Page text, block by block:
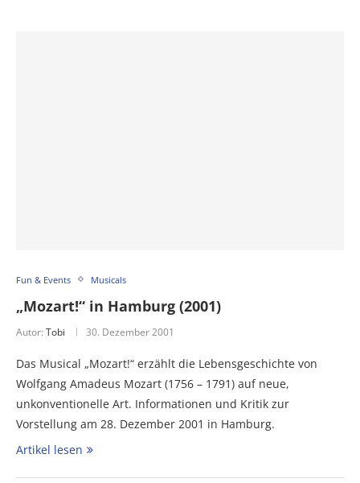
Fun & Events Musicals
„Mozart!“ in Hamburg (2001)
Autor: Tobi 30. Dezember 2001
Das Musical „Mozart!“ erzählt die Lebensgeschichte von
Wolfgang Amadeus Mozart (1756 – 1791) auf neue,
unkonventionelle Art. Informationen und Kritik zur
Vorstellung am 28. Dezember 2001 in Hamburg.
Artikel lesen